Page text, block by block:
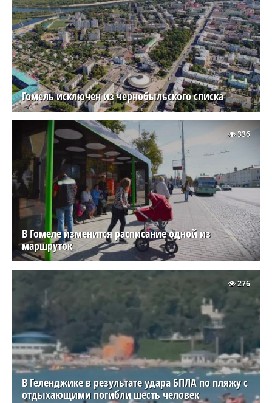
Гомель исключен из чернобыльского списка
В Гомеле изменится расписание одной из
маршруток
336
В Геленджике в результате удара БПЛА по пляжу с
отдыхающими погибли шесть человек
276